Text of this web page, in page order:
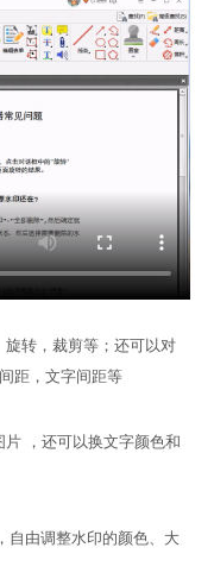
转，裁剪等；还可以对
距，文字间距等
片 ，还可以换文字颜色和
自由调整水印的颜色、大